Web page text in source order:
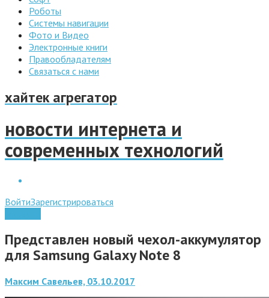
Роботы
Системы навигации
Фото и Видео
Электронные книги
Правообладателям
Связаться с нами
хайтек агрегатор
новости интернета и
современных технологий
ВойтиЗарегистрироваться
Представлен новый чехол-аккумулятор
для Samsung Galaxy Note 8
Максим Савельев, 03.10.2017